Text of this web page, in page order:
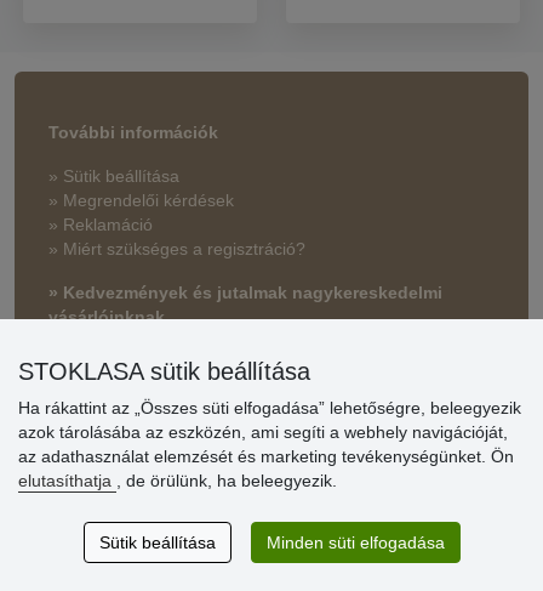
További információk
» Sütik beállítása
» Megrendelői kérdések
» Reklamáció
» Miért szükséges a regisztráció?
» Kedvezmények és jutalmak nagykereskedelmi
vásárlóinknak
» Súgó
Vásárlók
értékelése
Excellent service
Thank you.
STOKLASA sütik beállítása
Ha rákattint az „Összes süti elfogadása” lehetőségre, beleegyezik
azok tárolásába az eszközén, ami segíti a webhely navigációját,
az adathasználat elemzését és marketing tevékenységünket. Ön
elutasíthatja
, de örülünk, ha beleegyezik.
Sütik beállítása Minden süti elfogadása